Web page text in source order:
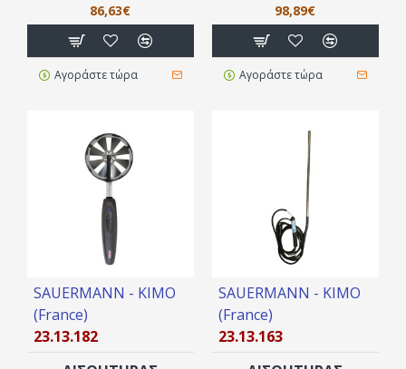
86,63€
Αγοράστε τώρα
98,89€
Αγοράστε τώρα
SAUERMANN - KIMO
(France)
23.13.182
SAUERMANN - KIMO
(France)
23.13.163